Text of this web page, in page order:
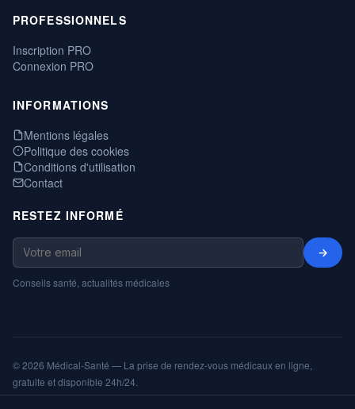
PROFESSIONNELS
Inscription PRO
Connexion PRO
INFORMATIONS
Mentions légales
Politique des cookies
Conditions d'utilisation
Contact
RESTEZ INFORMÉ
→
Conseils santé, actualités médicales
© 2026 Médical-Santé — La prise de rendez-vous médicaux en ligne,
gratuite et disponible 24h/24.